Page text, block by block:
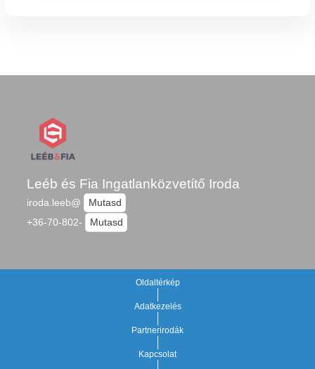
Leéb és Fia Ingatlanközvetítő Iroda
iroda.leeb@
Mutasd
+36-70-802-
Mutasd
Oldaltérkép
Adatkezelés
Partnerirodák
Kapcsolat